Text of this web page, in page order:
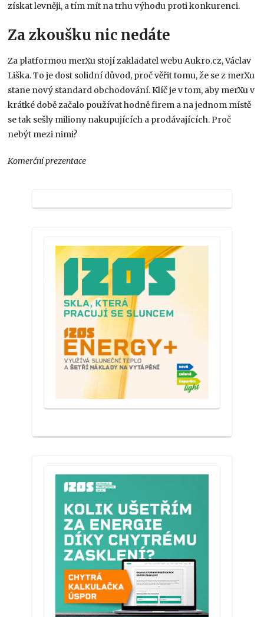
získat levněji, a tím mít na trhu výhodu proti konkurenci.
Za zkoušku nic nedáte
Za platformou merXu stojí zakladatel webu Aukro.cz, Václav
Liška. To je dost solidní důvod, proč věřit tomu, že se z merXu
stane nový standard obchodování. Klíč je v tom, aby merXu v
krátké době začalo používat hodně firem a na jednom místě
se tak sešly miliony nakupujících a prodávajících. Proč
nebýt mezi nimi?
Komerční prezentace